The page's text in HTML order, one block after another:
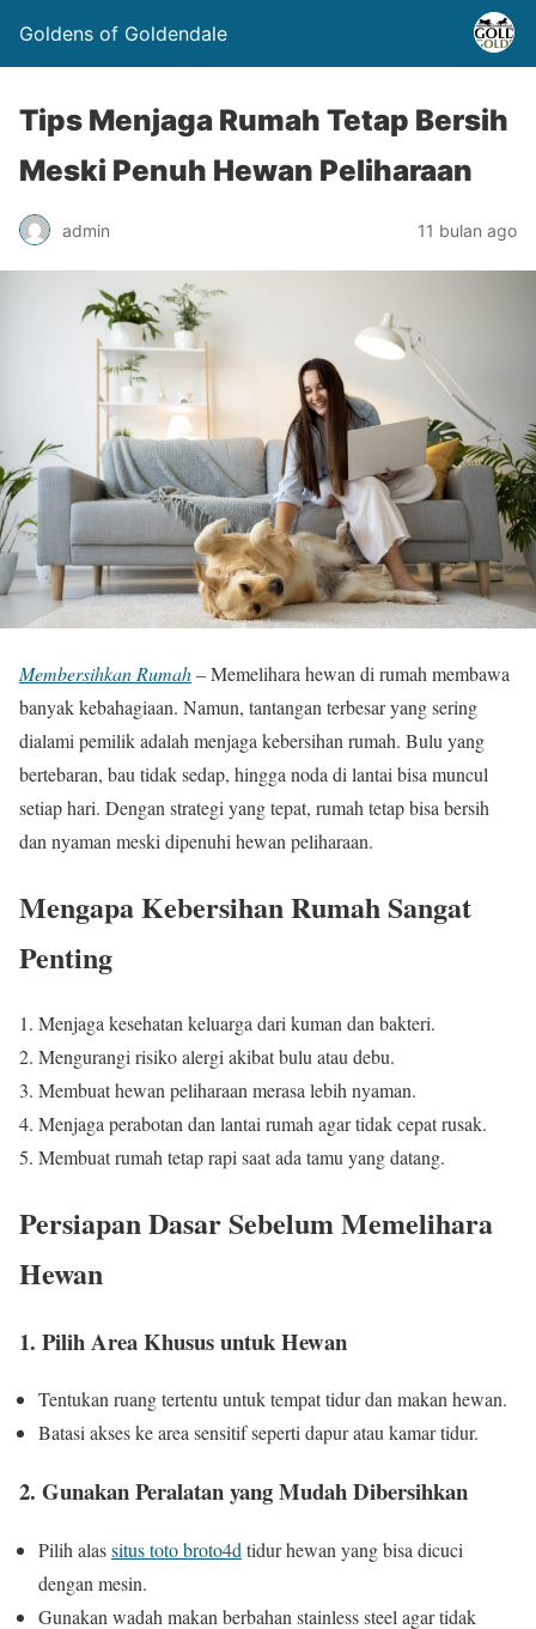
Goldens of Goldendale
Tips Menjaga Rumah Tetap Bersih
Meski Penuh Hewan Peliharaan
admin 11 bulan ago
Membersihkan Rumah– Memelihara hewan di rumah membawa
banyak kebahagiaan. Namun, tantangan terbesar yang sering
dialami pemilik adalah menjaga kebersihan rumah. Bulu yang
bertebaran, bau tidak sedap, hingga noda di lantai bisa muncul
setiap hari. Dengan strategi yang tepat, rumah tetap bisa bersih
dan nyaman meski dipenuhi hewan peliharaan.
Mengapa Kebersihan Rumah Sangat
Penting
Menjaga kesehatan keluarga dari kuman dan bakteri.
Mengurangi risiko alergi akibat bulu atau debu.
Membuat hewan peliharaan merasa lebih nyaman.
Menjaga perabotan dan lantai rumah agar tidak cepat rusak.
Membuat rumah tetap rapi saat ada tamu yang datang.
Persiapan Dasar Sebelum Memelihara
Hewan
1. Pilih Area Khusus untuk Hewan
Tentukan ruang tertentu untuk tempat tidur dan makan hewan.
Batasi akses ke area sensitif seperti dapur atau kamar tidur.
2. Gunakan Peralatan yang Mudah Dibersihkan
Pilih alassitus toto broto4d tidur hewan yang bisa dicuci
dengan mesin.
Gunakan wadah makan berbahan stainless steel agar tidak